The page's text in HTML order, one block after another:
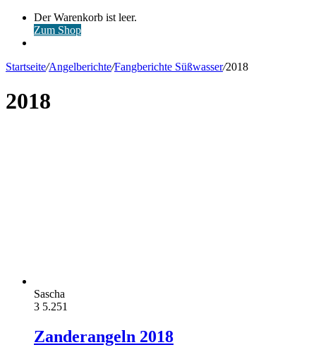
Warenkorb
ansehen
Der Warenkorb ist leer.
Zum Shop
Startseite/Angelberichte/Fangberichte Süßwasser/2018
2018
Sascha
3 5.251
Zanderangeln 2018